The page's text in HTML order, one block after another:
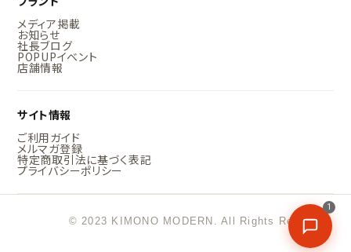
メディア掲載
お知らせ
社長ブログ
POPUPイベント
店舗情報
サイト情報
ご利用ガイド
メルマガ登録
特定商取引法に基づく表記
プライバシーポリシー
© 2023 KIMONO MODERN. All Rights Reserved.
1